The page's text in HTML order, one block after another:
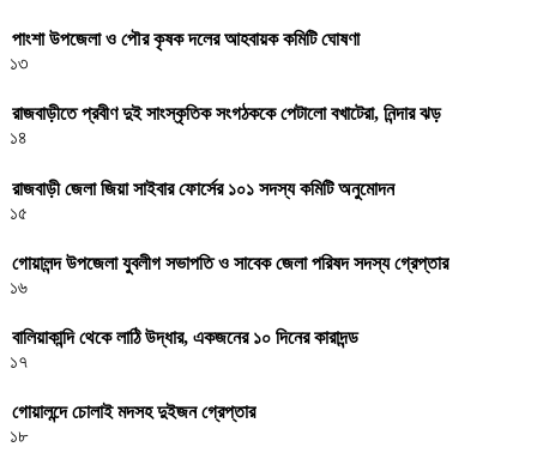
পাংশা উপজেলা ও পৌর কৃষক দলের আহবায়ক কমিটি ঘোষণা
১৩
রাজবাড়ীতে প্রবীণ দুই সাংস্কৃতিক সংগঠককে পেটালো বখাটেরা, নিন্দার ঝড়
১৪
রাজবাড়ী জেলা জিয়া সাইবার ফোর্সের ১০১ সদস্য কমিটি অনুমোদন
১৫
গোয়ালন্দ উপজেলা যুবলীগ সভাপতি ও সাবেক জেলা পরিষদ সদস্য গ্রেপ্তার
১৬
বালিয়াকান্দি থেকে লাঠি উদ্ধার, একজনের ১০ দিনের কারাদন্ড
১৭
গোয়ালন্দে চোলাই মদসহ দুইজন গ্রেপ্তার
১৮